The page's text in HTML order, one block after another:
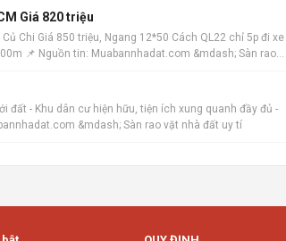
Giá 820 triệu
Chi Giá 850 triệu, Ngang 12*50 Cách QL22 chỉ 5p đi xe
📌 Nguồn tin: Muabannhadat.com &mdash; Sàn rao
đất - Khu dân cư hiện hữu, tiện ích xung quanh đầy đủ -
&mdash; Sàn rao vặt nhà đất uy tí